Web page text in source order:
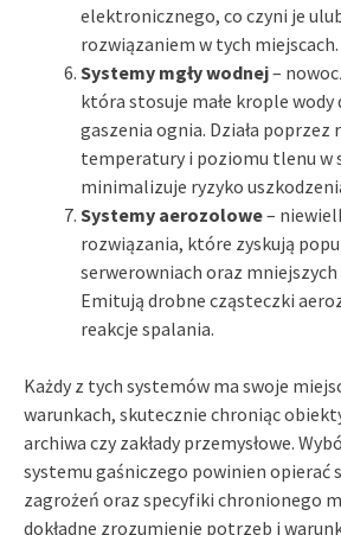
elektronicznego, co czyni je
rozwiązaniem w tych miejscach.
Systemy mgły wodnej–
która stosuje małe krople
gaszenia ognia. Działa poprzez
temperatury i poziomu tlenu w
minimalizuje ryzyko
Systemy aerozolowe–
rozwiązania, które zyskują
serwerowniach oraz
Emitują drobne cząsteczki
reakcje spalania.
Każdy z tych systemów ma swoje
warunkach, skutecznie chroniąc
archiwa czy zakłady przemysłowe.
systemu gaśniczego powinien opierać
zagrożeń oraz specyfiki chronionego
dokładne zrozumienie potrzeb i